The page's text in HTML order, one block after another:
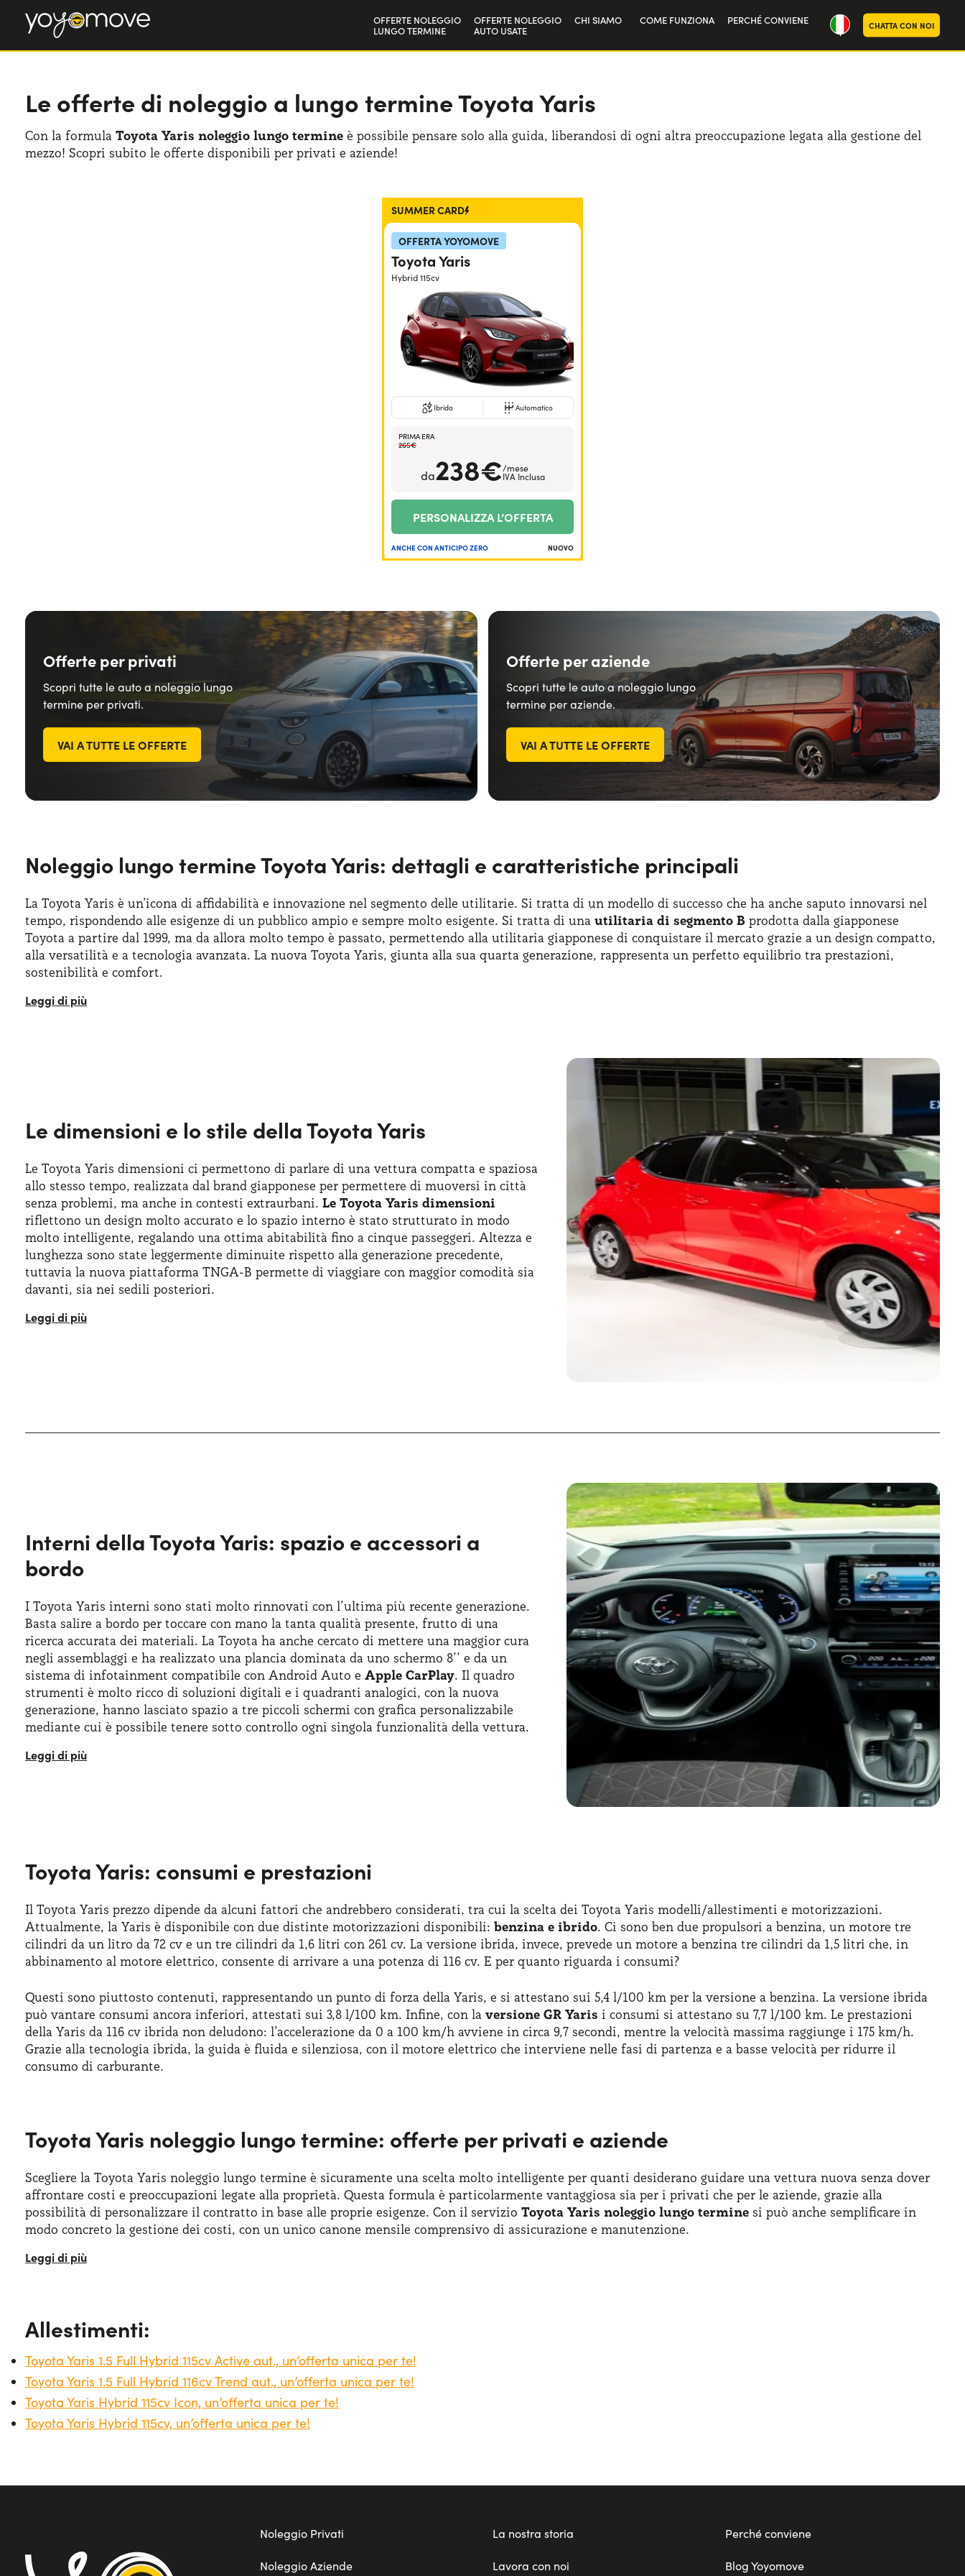
OFFERTE NOLEGGIO
LUNGO TERMINE
OFFERTE NOLEGGIO
AUTO USATE
CHI SIAMO COME FUNZIONA PERCHÉ CONVIENE CHATTA CON NOI
Le offerte di noleggio a lungo termine Toyota Yaris
Con la formula Toyota Yaris noleggio lungo termine è possibile pensare solo alla guida, liberandosi di ogni altra preoccupazione legata alla gestione del
mezzo! Scopri subito le offerte disponibili per privati e aziende!
SUMMER CARD
OFFERTA YOYOMOVE
Toyota Yaris
Hybrid 115cv
Ibrido Automatico
PRIMA ERA
265€
da238€/mese
IVA Inclusa
PERSONALIZZA L’OFFERTA
ANCHE CON ANTICIPO ZERO NUOVO
Offerte per privati
Scopri tutte le auto a noleggio lungo
termine per privati.
VAI A TUTTE LE OFFERTE
Offerte per aziende
Scopri tutte le auto a noleggio lungo
termine per aziende.
VAI A TUTTE LE OFFERTE
Noleggio lungo termine Toyota Yaris: dettagli e caratteristiche principali
La Toyota Yaris è un’icona di affidabilità e innovazione nel segmento delle utilitarie. Si tratta di un modello di successo che ha anche saputo innovarsi nel
tempo, rispondendo alle esigenze di un pubblico ampio e sempre molto esigente. Si tratta di una utilitaria di segmento B prodotta dalla giapponese
Toyota a partire dal 1999, ma da allora molto tempo è passato, permettendo alla utilitaria giapponese di conquistare il mercato grazie a un design compatto,
alla versatilità e a tecnologia avanzata. La nuova Toyota Yaris, giunta alla sua quarta generazione, rappresenta un perfetto equilibrio tra prestazioni,
sostenibilità e comfort.
Sono già moltissimi
giapponese ha saputo rivoluzionari, concretizzando dei nuovi progressi per quanto riguarda stile e qualità. La Yaris, che rappresenta uno dei modelli più di
successo del brand giapponese, ha saputo conservare un buon equilibrio tra compattezza e spaziosità interna e ha puntato con decisione
Le dimensioni e lo stile della Toyota Yaris
Le Toyota Yaris dimensioni ci permettono di parlare di una vettura compatta e spaziosa
allo stesso tempo, realizzata dal brand giapponese per permettere di muoversi in città
senza problemi, ma anche in contesti extraurbani. Le Toyota Yaris dimensioni
riflettono un design molto accurato e lo spazio interno è stato strutturato in modo
molto intelligente, regalando una ottima abitabilità fino a cinque passeggeri. Altezza e
lunghezza sono state leggermente diminuite rispetto alla generazione precedente,
tuttavia la nuova piattaforma TNGA-B permette di viaggiare con maggior comodità sia
davanti, sia nei sedili posteriori.
La lunghezza della Yaris ammonta a 3950 mm, la larghezza a 1700 mm, l’altezza a 1510
Interni della Toyota Yaris: spazio e accessori a
bordo
I Toyota Yaris interni sono stati molto rinnovati con l’ultima più recente generazione.
Basta salire a bordo per toccare con mano la tanta qualità presente, frutto di una
ricerca accurata dei materiali. La Toyota ha anche cercato di mettere una maggior cura
negli assemblaggi e ha realizzato una plancia dominata da uno schermo 8’’ e da un
sistema di infotainment compatibile con Android Auto e Apple CarPlay. Il quadro
strumenti è molto ricco di soluzioni digitali e i quadranti analogici, con la nuova
generazione, hanno lasciato spazio a tre piccoli schermi con grafica personalizzabile
mediante cui è possibile tenere sotto controllo ogni singola funzionalità della vettura.
Nonostante le dimensioni compatte, gli interni sono progettati per offrire
dei segnali stradali, la frenata automatica di emergenza e il mantenimento della corsia.
Toyota Yaris: consumi e prestazioni
Il Toyota Yaris prezzo dipende da alcuni fattori che andrebbero considerati, tra cui la scelta dei Toyota Yaris modelli/allestimenti e motorizzazioni.
Attualmente, la Yaris è disponibile con due distinte motorizzazioni disponibili: benzina e ibrido. Ci sono ben due propulsori a benzina, un motore tre
cilindri da un litro da 72 cv e un tre cilindri da 1,6 litri con 261 cv. La versione ibrida, invece, prevede un motore a benzina tre cilindri da 1,5 litri che, in
abbinamento al motore elettrico, consente di arrivare a una potenza di 116 cv. E per quanto riguarda i consumi?
Questi sono piuttosto contenuti, rappresentando un punto di forza della Yaris, e si attestano sui 5,4 l/100 km per la versione a benzina. La versione ibrida
può vantare consumi ancora inferiori, attestati sui 3,8 l/100 km. Infine, con la versione GR Yaris i consumi si attestano su 7,7 l/100 km. Le prestazioni
della Yaris da 116 cv ibrida non deludono: l’accelerazione da 0 a 100 km/h avviene in circa 9,7 secondi, mentre la velocità massima raggiunge i 175 km/h.
Grazie alla tecnologia ibrida, la guida è fluida e silenziosa, con il motore elettrico che interviene nelle fasi di partenza e a basse velocità per ridurre il
consumo di carburante.
Toyota Yaris noleggio lungo termine: offerte per privati e aziende
Scegliere la Toyota Yaris noleggio lungo termine è sicuramente una scelta molto intelligente per quanti desiderano guidare una vettura nuova senza dover
affrontare costi e preoccupazioni legate alla proprietà. Questa formula è particolarmente vantaggiosa sia per i privati che per le aziende, grazie alla
possibilità di personalizzare il contratto in base alle proprie esigenze. Con il servizio Toyota Yaris noleggio lungo termine si può anche semplificare in
modo concreto la gestione dei costi, con un unico canone mensile comprensivo di assicurazione e manutenzione.
Ciò significa che ci si potrà concentrare unicamente sulla guida, eliminando altre preoccupazioni e senza rischio di spese impreviste. Infine, il noleggio
il noleggio lungo termine Toyota Yaris senza anticipo, è possibile godere di tutti questi vantaggi senza pensieri, rendendo la mobilità più semplice e
Allestimenti:
Toyota Yaris 1.5 Full Hybrid 115cv Active aut., un’offerta unica per te!
Toyota Yaris 1.5 Full Hybrid 116cv Trend aut., un’offerta unica per te!
Toyota Yaris Hybrid 115cv Icon, un’offerta unica per te!
Toyota Yaris Hybrid 115cv, un’offerta unica per te!
Noleggio Privati
Noleggio Aziende
La nostra storia
Lavora con noi
Perché conviene
Blog Yoyomove